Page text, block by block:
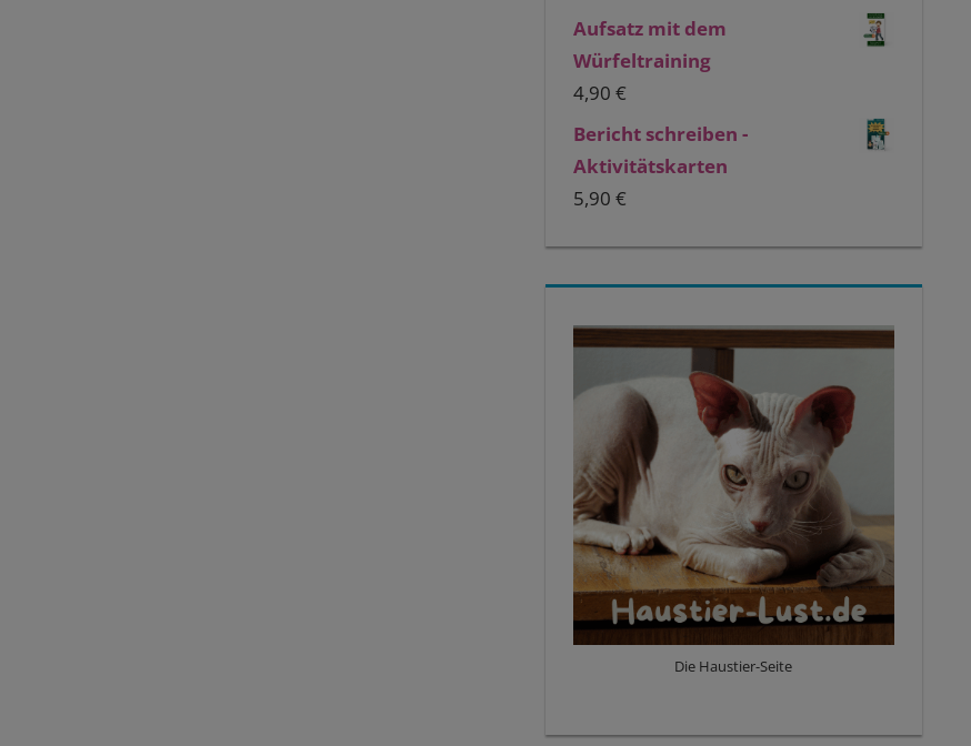
Aufsatz mit dem
Würfeltraining
4,90€
Bericht schreiben -
Aktivitätskarten
5,90€
Die Haustier-Seite